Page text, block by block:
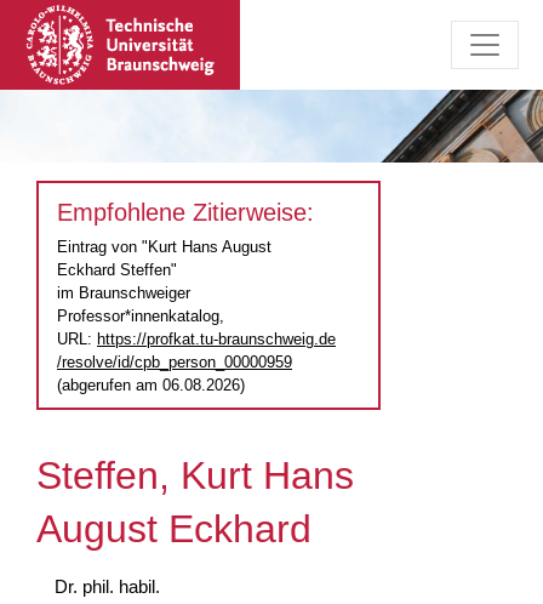
Empfohlene Zitierweise:
Eintrag von "Kurt Hans August
Eckhard Steffen"
im Braunschweiger
Professor*innenkatalog,
URL: https://profkat.tu-braunschweig.de
/resolve/id/cpb_person_00000959
(abgerufen am 06.08.2026)
Steffen, Kurt Hans
August Eckhard
Dr. phil. habil.